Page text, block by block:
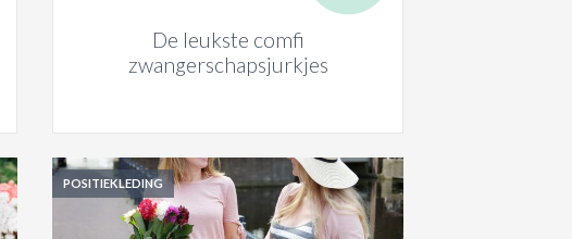
De leukste comfi
zwangerschapsjurkjes
POSITIEKLEDING